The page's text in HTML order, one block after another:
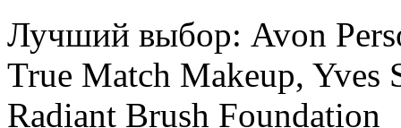
Лучший выбор: Avon
True Match Makeup, Yves
Radiant Brush Foundation